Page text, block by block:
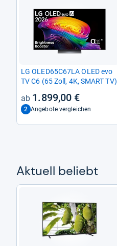
LG OLED65C67LA OLED evo
TV C6 (65 Zoll, 4K, SMART TV)
1.899,00 €
2 Angebote vergleichen
Aktu­ell beliebt